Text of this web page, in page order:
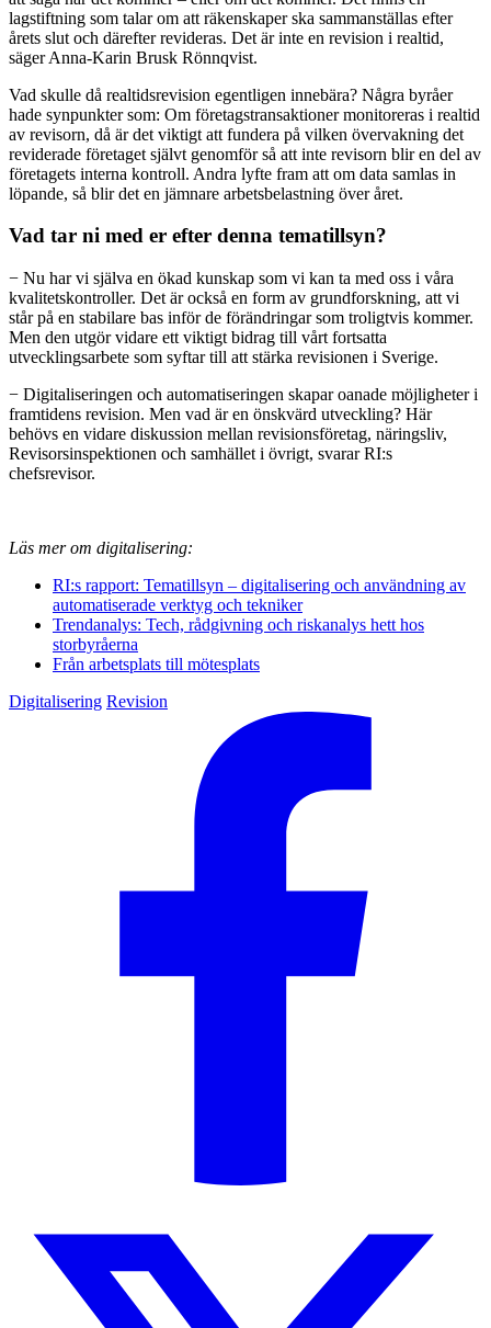
lagstiftning som talar om att räkenskaper ska sammanställas efter
årets slut och därefter revideras. Det är inte en revision i realtid,
säger Anna-Karin Brusk Rönnqvist.
Vad skulle då realtidsrevision egentligen innebära? Några byråer
hade synpunkter som: Om företagstransaktioner monitoreras i realtid
av revisorn, då är det viktigt att fundera på vilken övervakning det
reviderade företaget självt genomför så att inte revisorn blir en del av
företagets interna kontroll. Andra lyfte fram att om data samlas in
löpande, så blir det en jämnare arbetsbelastning över året.
Vad tar ni med er efter denna tematillsyn?
− Nu har vi själva en ökad kunskap som vi kan ta med oss i våra
kvalitetskontroller. Det är också en form av grundforskning, att vi
står på en stabilare bas inför de förändringar som troligtvis kommer.
Men den utgör vidare ett viktigt bidrag till vårt fortsatta
utvecklingsarbete som syftar till att stärka revisionen i Sverige.
− Digitaliseringen och automatiseringen skapar oanade möjligheter i
framtidens revision. Men vad är en önskvärd utveckling? Här
behövs en vidare diskussion mellan revisionsföretag, näringsliv,
Revisorsinspektionen och samhället i övrigt, svarar RI:s
chefsrevisor.
Läs mer om digitalisering:
RI:s rapport: Tematillsyn – digitalisering och användning av
automatiserade verktyg och tekniker
Trendanalys: Tech, rådgivning och riskanalys hett hos
storbyråerna
Från arbetsplats till mötesplats
Digitalisering Revision